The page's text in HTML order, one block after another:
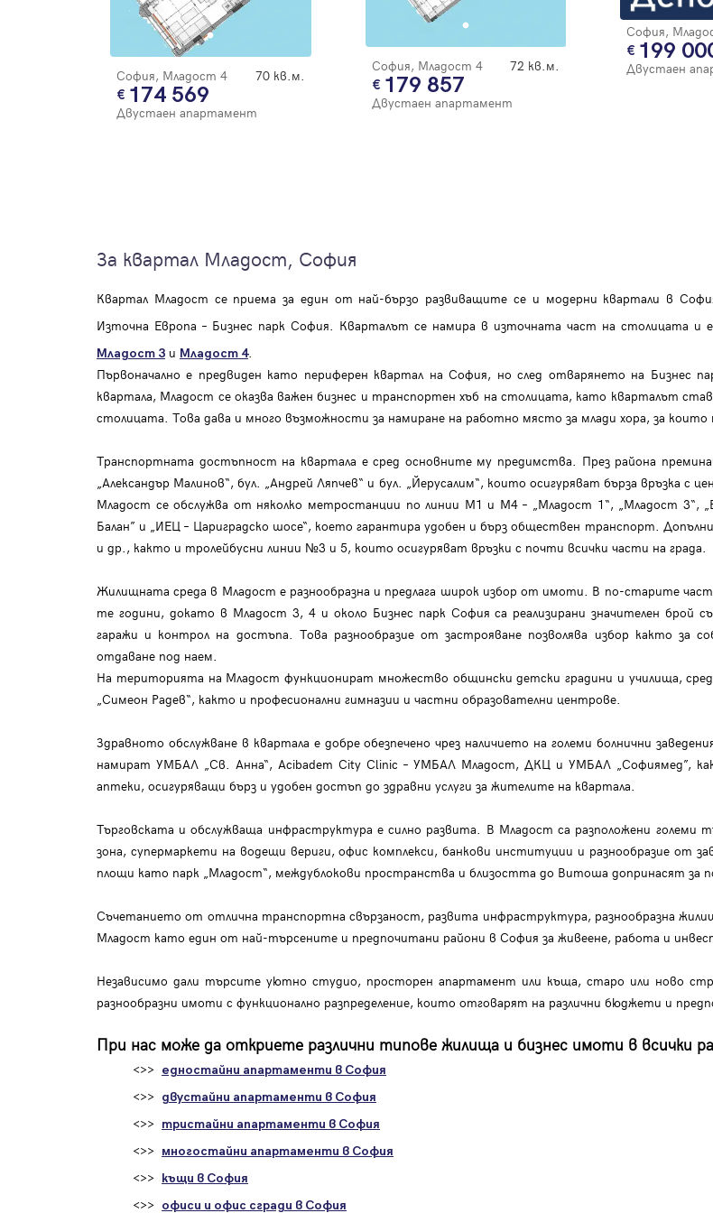
София, Младост 4 70 кв.м.
174 569
Двустаен апартамент
София, Младост 4 72 кв.м.
179 857
Двустаен апартамент
София,
199
Двустаен
За квартал Младост, София
Квартал Младост се приема за един от най-бързо развиващите се и модерни квартали в
Източна Европа – Бизнес парк София. Кварталът се намира в източната част на столицата и е
Младост 3 и Младост 4.
Първоначално е предвиден като периферен квартал на София, но след отварянето на
квартала, Младост се оказва важен бизнес и транспортен хъб на столицата, като кварталът
столицата. Това дава и много възможности за намиране на работно място за млади хора, за които
Транспортната достъпност на квартала е сред основните му предимства. През района
„Александър Малинов“, бул. „Андрей Ляпчев“ и бул. „Йерусалим“, които осигуряват бърза
Младост се обслужва от няколко метростанции по линии М1 и М4 – „Младост 1“, „Младост 3“,
Балан” и „ИЕЦ – Цариградско шосе“, което гарантира удобен и бърз обществен транспорт.
и др., както и тролейбусни линии №3 и 5, които осигуряват връзки с почти всички части на града.
Жилищната среда в Младост е разнообразна и предлага широк избор от имоти. В по-старите
те години, докато в Младост 3, 4 и около Бизнес парк София са реализирани значителен брой
гаражи и контрол на достъпа. Това разнообразие от застрояване позволява избор както за
отдаване под наем.
На територията на Младост функционират множество общински детски градини и училища,
„Симеон Радев“, както и професионални гимназии и частни образователни центрове.
Здравното обслужване в квартала е добре обезпечено чрез наличието на големи болнични
намират УМБАЛ „Св. Анна“, Acibadem City Clinic – УМБАЛ Младост, ДКЦ и УМБАЛ „Софиямед”,
аптеки, осигуряващи бърз и удобен достъп до здравни услуги за жителите на квартала.
Търговската и обслужваща инфраструктура е силно развита. В Младост са разположени големи
зона, супермаркети на водещи вериги, офис комплекси, банкови институции и разнообразие от
площи като парк „Младост“, междублокови пространства и близостта до Витоша допринасят за
Съчетанието от отлична транспортна свързаност, развита инфраструктура, разнообразна
Младост като един от най-търсените и предпочитани райони в София за живеене, работа и
Независимо дали търсите уютно студио, просторен апартамент или къща, старо или ново
разнообразни имоти с функционално разпределение, които отговарят на различни бюджети и
При нас може да откриете различни типове жилища и бизнес имоти в всички
<>> едностайни апартаменти в София
<>> двустайни апартаменти в София
<>> тристайни апартаменти в София
<>> многостайни апартаменти в София
<>> къщи в София
<>> офиси и офис сгради в София
регистрацията.
Благодарим ви! Очаквайте скоро да се свържем с
Парола